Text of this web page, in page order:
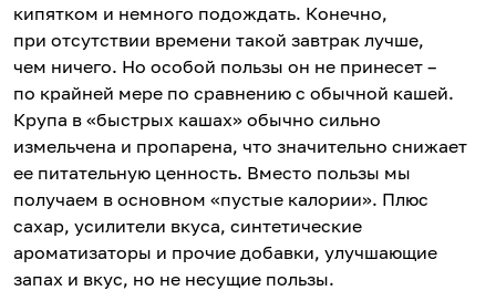
кипятком и немного подождать. Конечно,
при отсутствии времени такой завтрак лучше,
чем ничего. Но особой пользы он не принесет –
по крайней мере по сравнению с обычной кашей.
Крупа в «быстрых кашах» обычно сильно
измельчена и пропарена, что значительно снижает
ее питательную ценность. Вместо пользы мы
получаем в основном «пустые калории». Плюс
сахар, усилители вкуса, синтетические
ароматизаторы и прочие добавки, улучшающие
запах и вкус, но не несущие пользы.